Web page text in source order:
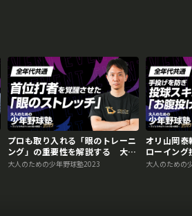
プロも取り入れる「眼のトレーニ
ング」の重要性を解説する 大人
のための少年野球塾2023アーカ
大人のための少年野球塾2023
オリ山岡泰
ローイン
めの少年野
大人のための